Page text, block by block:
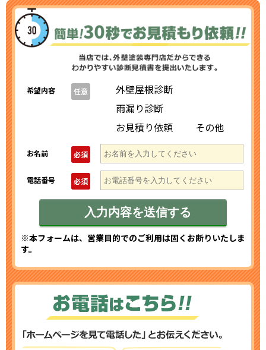
希望内容 任意
外壁屋根診断
雨漏り診断
お見積り依頼
その他
お名前 必須
電話番号 必須
※本フォームは、営業目的でのご利用は固くお断りいたしま
す。